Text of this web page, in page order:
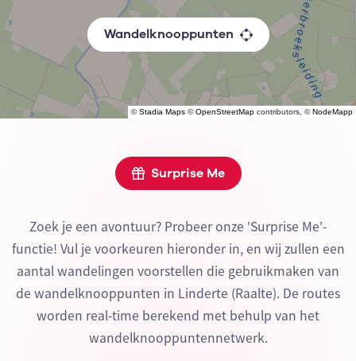
©Stadia Maps ©OpenStreetMap contributors, ©NodeMapp
Wandelknooppunten
Surprise Me
Zoek je een avontuur? Probeer onze 'Surprise Me'-
functie! Vul je voorkeuren hieronder in, en wij zullen een
aantal wandelingen voorstellen die gebruikmaken van
de wandelknooppunten in Linderte (Raalte). De routes
worden real-time berekend met behulp van het
wandelknooppuntennetwerk.